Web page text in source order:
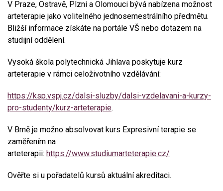
V Praze, Ostravě, Plzni a Olomouci bývá nabízena možnost
arteterapie jako volitelného jednosemestrálního předmětu.
Bližší informace získáte na portále VŠ nebo dotazem na
studijní oddělení.
Vysoká škola polytechnická Jihlava poskytuje kurz
arteterapie v rámci celoživotního vzdělávání:
https://ksp.vspj.cz/dalsi-sluzby/dalsi-vzdelavani-a-kurzy-
pro-studenty/kurz-arteterapie.
V Brně je možno absolvovat kurs Expresivní terapie se
zaměřením na
arteterapii: https://www.studiumarteterapie.cz/
Ověřte si u pořadatelů kursů aktuální akreditaci.